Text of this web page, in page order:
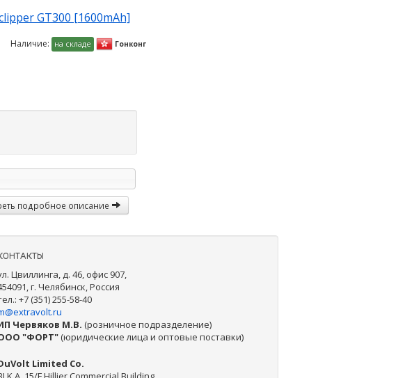
GT300 [1600mAh]
Наличие: на складе Гонконг
подробное описание
Цвиллинга, д. 46, офис 907,
г. Челябинск, Россия
+7 (351) 255-58-40
Червяков М.В. (розничное подразделение)
"ФОРТ" (юридические лица и оптовые поставки)
Limited Co.